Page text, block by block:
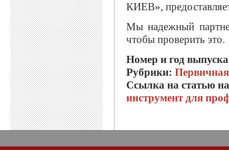
КИЕВ»,
Мы надежный
чтобы проверить это.
Номер и год
Рубрики:
Ссылка на статью
инструмент для